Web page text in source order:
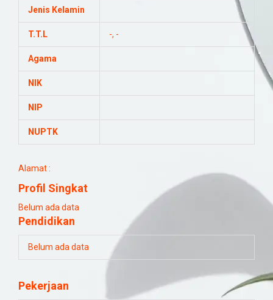
Jenis Kelamin
T.T.L -, -
Agama
NIK
NIP
NUPTK
Alamat :
Profil Singkat
Belum ada data
Pendidikan
Belum ada data
Pekerjaan